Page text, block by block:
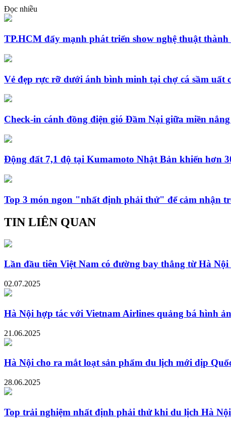
Đọc nhiều
TP.HCM đẩy mạnh phát triển show nghệ thuật thành
Vẻ đẹp rực rỡ dưới ánh bình minh tại chợ cá sầm uất
Check-in cánh đồng điện gió Đầm Nại giữa miền
Động đất 7,1 độ tại Kumamoto Nhật Bản khiến hơn
Top 3 món ngon "nhất định phải thử" để cảm nhận
TIN LIÊN QUAN
Lần đầu tiên Việt Nam có đường bay thẳng từ Hà
02.07.2025
Hà Nội hợp tác với Vietnam Airlines quảng bá hình
21.06.2025
Hà Nội cho ra mắt loạt sản phẩm du lịch mới dịp
28.06.2025
Top trải nghiệm nhất định phải thử khi du lịch Hà Nội